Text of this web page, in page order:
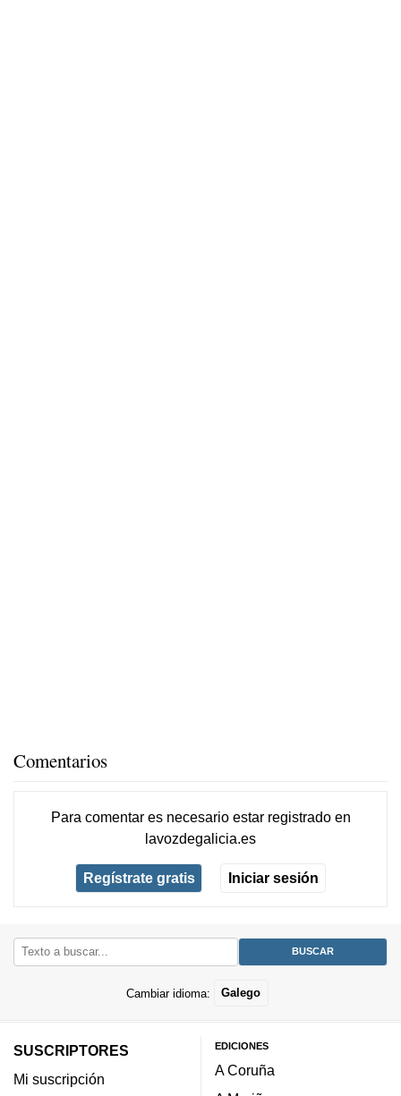
Comentarios
Para comentar es necesario estar registradoen
lavozdegalicia.es
Regístrate gratis Iniciar sesión
Cambiar idioma: Galego
SUSCRIPTORES
Mi suscripción
EDICIONES
A Coruña